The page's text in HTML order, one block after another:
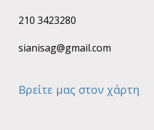
210 3423280
sianisag@gmail.com
Βρείτε μας στον χάρτη